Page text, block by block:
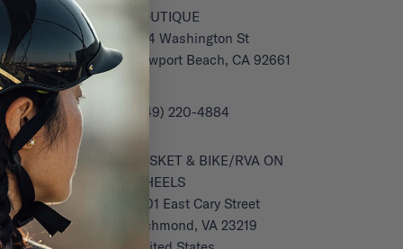
BOUTIQUE
204 Washington St
Newport Beach, CA 92661
(949) 220-4884
BASKET & BIKE/RVA ON
WHEELS
1301 East Cary Street
Richmond, VA 23219